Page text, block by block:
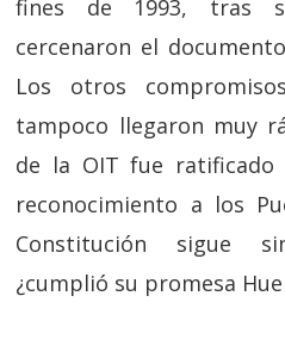
fines de 1993, tras
cercenaron el
Los otros
tampoco llegaron muy
de la OIT fue ratificado
reconocimiento a los
Constitución sigue
¿cumplió su promesa